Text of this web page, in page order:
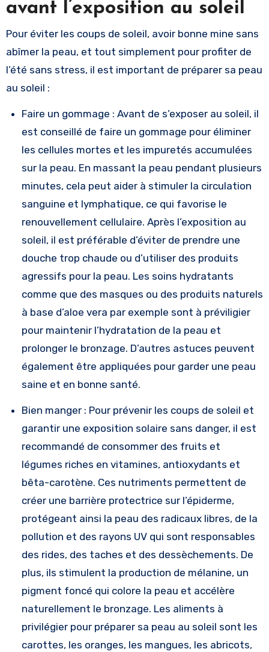
avant l’exposition au soleil
Pour éviter les coups de soleil, avoir bonne mine sans
abîmer la peau, et tout simplement pour profiter de
l’été sans stress, il est important de préparer sa peau
au soleil :
Faire un gommage : Avant de s’exposer au soleil, il
est conseillé de faire un gommage pour éliminer
les cellules mortes et les impuretés accumulées
sur la peau. En massant la peau pendant plusieurs
minutes, cela peut aider à stimuler la circulation
sanguine et lymphatique, ce qui favorise le
renouvellement cellulaire. Après l’exposition au
soleil, il est préférable d’éviter de prendre une
douche trop chaude ou d’utiliser des produits
agressifs pour la peau. Les soins hydratants
comme que des masques ou des produits naturels
à base d’aloe vera par exemple sont à préviligier
pour maintenir l’hydratation de la peau et
prolonger le bronzage. D’autres astuces peuvent
également être appliquées pour garder une peau
saine et en bonne santé.
Bien manger : Pour prévenir les coups de soleil et
garantir une exposition solaire sans danger, il est
recommandé de consommer des fruits et
légumes riches en vitamines, antioxydants et
bêta-carotène. Ces nutriments permettent de
créer une barrière protectrice sur l’épiderme,
protégeant ainsi la peau des radicaux libres, de la
pollution et des rayons UV qui sont responsables
des rides, des taches et des dessèchements. De
plus, ils stimulent la production de mélanine, un
pigment foncé qui colore la peau et accélère
naturellement le bronzage. Les aliments à
privilégier pour préparer sa peau au soleil sont les
carottes, les oranges, les mangues, les abricots,